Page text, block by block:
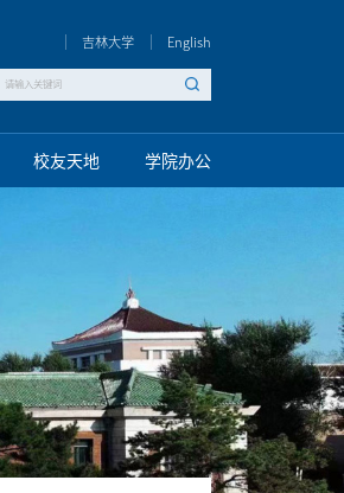
吉林大学 English
校友天地 学院办公